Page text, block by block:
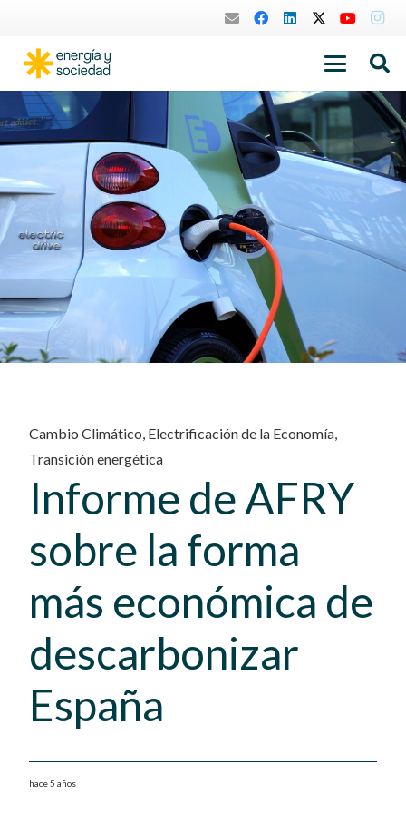
Cambio Climático, Electrificación de la Economía,
Transición energética
Informe de AFRY
sobre la forma
más económica de
descarbonizar
España
hace 5 años